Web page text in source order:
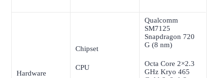
Hardware
Chipset
CPU
Qualcomm
SM7125
Snapdragon 720
G (8 nm)
Octa Core 2×2.3
GHz Kryo 465